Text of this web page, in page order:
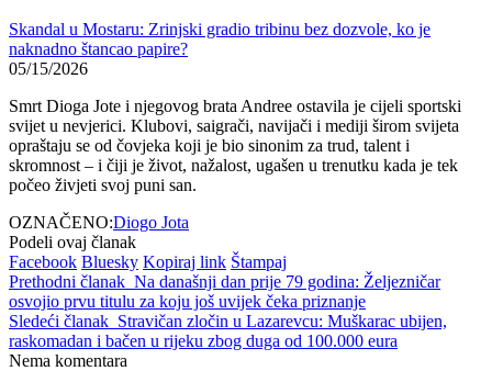
Skandal u Mostaru: Zrinjski gradio tribinu bez dozvole, ko je
naknadno štancao papire?
05/15/2026
Smrt Dioga Jote i njegovog brata Andree ostavila je cijeli sportski
svijet u nevjerici. Klubovi, saigrači, navijači i mediji širom svijeta
opraštaju se od čovjeka koji je bio sinonim za trud, talent i
skromnost – i čiji je život, nažalost, ugašen u trenutku kada je tek
počeo živjeti svoj puni san.
OZNAČENO:Diogo Jota
Podeli ovaj članak
Facebook Bluesky Kopiraj link Štampaj
Prethodni članak Na današnji dan prije 79 godina: Željezničar
osvojio prvu titulu za koju još uvijek čeka priznanje
Sledeći članak Stravičan zločin u Lazarevcu: Muškarac ubijen,
raskomadan i bačen u rijeku zbog duga od 100.000 eura
Nema komentara